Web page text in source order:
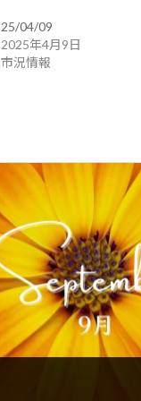
25/04/09
2025年4月9日
市況情報